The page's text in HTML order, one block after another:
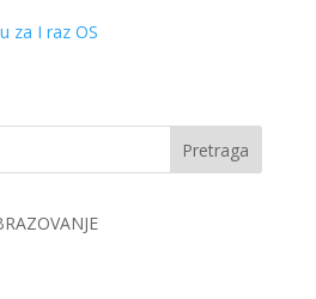
za I raz OS
Pretraga